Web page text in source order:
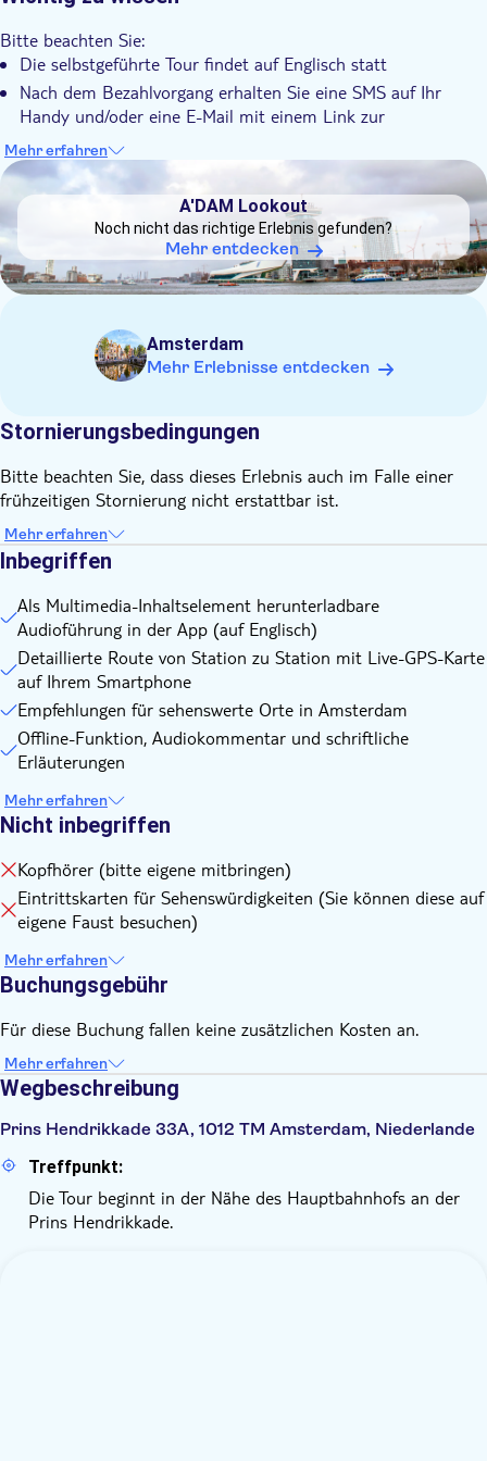
Ausblicke auf die Uferpromenade genießen können
Bitte beachten Sie:
Die selbstgeführte Tour findet auf Englisch statt
Nach dem Bezahlvorgang erhalten Sie eine SMS auf Ihr
Handy und/oder eine E-Mail mit einem Link zur
Audioführung
Bitte beachten Sie, dass es sich um eine selbstgeführte Tour
handelt; am Treffpunkt wird kein Tourguide vor Ort sein
Mehr erfahren
DSA1A'DAM Lookout
A'DAM Lookout
Noch nicht das richtige Erlebnis gefunden?
Mehr entdecken
Amsterdam
Mehr Erlebnisse entdecken
Stornierungsbedingungen
Bitte beachten Sie, dass dieses Erlebnis auch im Falle einer
frühzeitigen Stornierung nicht erstattbar ist.
Mehr erfahren
Inbegriffen
Als Multimedia-Inhaltselement herunterladbare
Audioführung in der App (auf Englisch)
Detaillierte Route von Station zu Station mit Live-GPS-Karte
auf Ihrem Smartphone
Empfehlungen für sehenswerte Orte in Amsterdam
Offline-Funktion, Audiokommentar und schriftliche
Erläuterungen
Mehr erfahren
Nicht inbegriffen
Kopfhörer (bitte eigene mitbringen)
Eintrittskarten für Sehenswürdigkeiten (Sie können diese auf
eigene Faust besuchen)
Mehr erfahren
Buchungsgebühr
Für diese Buchung fallen keine zusätzlichen Kosten an.
Mehr erfahren
Wegbeschreibung
Prins Hendrikkade 33A, 1012 TM Amsterdam, Niederlande
Treffpunkt:
Die Tour beginnt in der Nähe des Hauptbahnhofs an der
Prins Hendrikkade.